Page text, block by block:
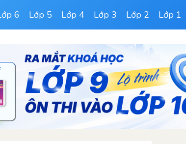
6 Lớp 5 Lớp 4 Lớp 3 Lớp 2 Lớp 1